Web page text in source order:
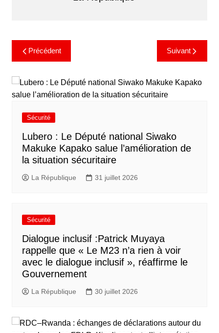
Précédent Suivant
Sécurité
Lubero : Le Député national Siwako
Makuke Kapako salue l’amélioration de
la situation sécuritaire
La République 31 juillet 2026
Sécurité
Dialogue inclusif :Patrick Muyaya
rappelle que « Le M23 n’a rien à voir
avec le dialogue inclusif », réaffirme le
Gouvernement
La République 30 juillet 2026